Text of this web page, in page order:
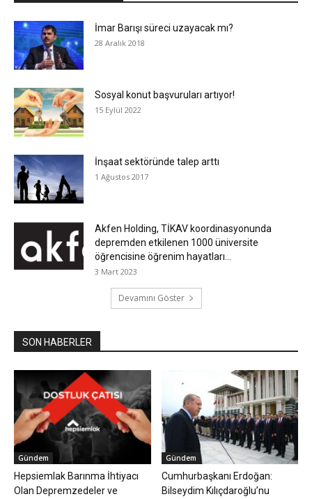
İmar Barışı süreci uzayacak mı?
28 Aralık 2018
Sosyal konut başvuruları artıyor!
15 Eylül 2022
İnşaat sektöründe talep arttı
1 Ağustos 2017
Akfen Holding, TİKAV koordinasyonunda
depremden etkilenen 1000 üniversite
öğrencisine öğrenim hayatları...
3 Mart 2023
Devamını Göster
SON HABERLER
Gündem
Hepsiemlak Barınma İhtiyacı
Olan Depremzedeler ve
Gündem
Cumhurbaşkanı Erdoğan:
Bilseydim Kılıçdaroğlu’nu